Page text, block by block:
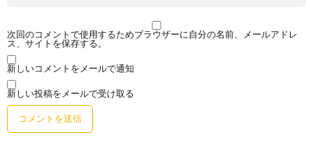
次回のコメントで使用するためブラウザーに自分の名前、メールアドレ
ス、サイトを保存する。
新しいコメントをメールで通知
新しい投稿をメールで受け取る